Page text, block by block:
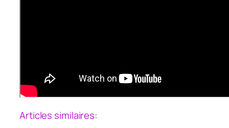
Articles similaires: